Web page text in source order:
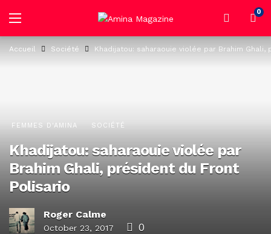
0
Accueil Société Khadijatou: saharaouie violée par Brahim
FEMMES D'AMINA SOCIÉTÉ
Khadijatou: saharaouie violée par
Brahim Ghali, président du Front
Polisario
Roger Calme
October 23, 2017 0